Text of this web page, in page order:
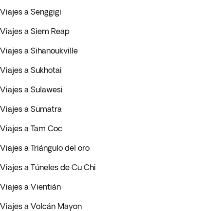
Viajes a Senggigi
Viajes a Siem Reap
Viajes a Sihanoukville
Viajes a Sukhotai
Viajes a Sulawesi
Viajes a Sumatra
Viajes a Tam Coc
Viajes a Triángulo del oro
Viajes a Túneles de Cu Chi
Viajes a Vientián
Viajes a Volcán Mayon